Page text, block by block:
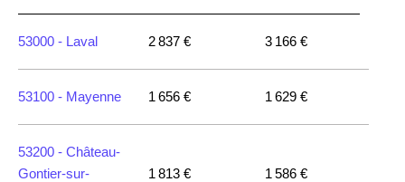
53000 - Laval 2 837 € 3 166 €
53100 - Mayenne 1 656 € 1 629 €
53200 - Château-
Gontier-sur-
1 813 € 1 586 €